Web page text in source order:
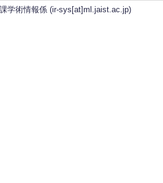
学術情報係 (ir-sys[at]ml.jaist.ac.jp)